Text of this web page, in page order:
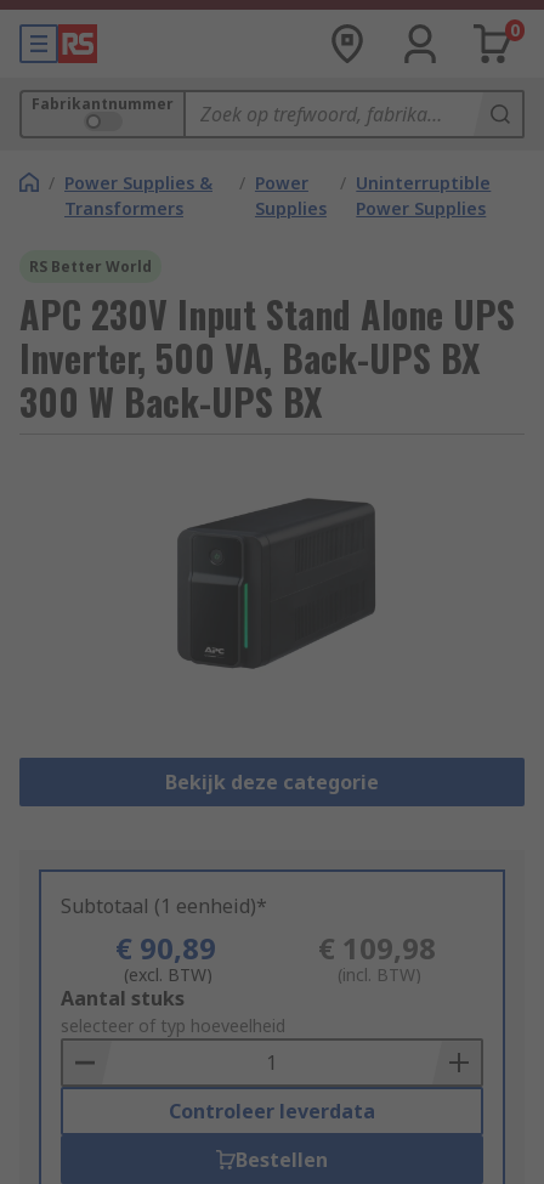
0
Fabrikantnummer
/ Power Supplies &
Transformers
/ Power
Supplies
/ Uninterruptible
Power Supplies
RS Better World
APC 230V Input Stand Alone UPS
Inverter, 500 VA, Back-UPS BX
300 W Back-UPS BX
Bekijk deze categorie
Subtotaal (1 eenheid)*
€ 90,89
(excl. BTW)
€ 109,98
(incl. BTW)
Add
to
Basket
Aantal stuks
selecteer of typ hoeveelheid
Controleer leverdata
Bestellen